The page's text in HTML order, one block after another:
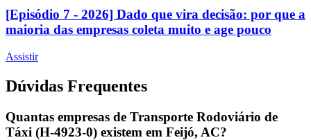
[Episódio 7 - 2026] Dado que vira decisão: por que a
maioria das empresas coleta muito e age pouco
Assistir
Dúvidas Frequentes
Quantas empresas de Transporte Rodoviário de
Táxi (H-4923-0) existem em Feijó, AC?